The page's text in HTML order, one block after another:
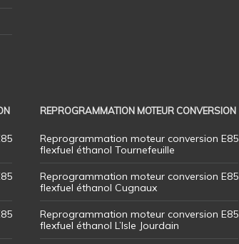
REPROGRAMMATION MOTEUR CONVERSION
Reprogrammation moteur conversion E85
flexfuel éthanol Tournefeuille
Reprogrammation moteur conversion E85
flexfuel éthanol Cugnaux
Reprogrammation moteur conversion E85
flexfuel éthanol L’Isle Jourdain